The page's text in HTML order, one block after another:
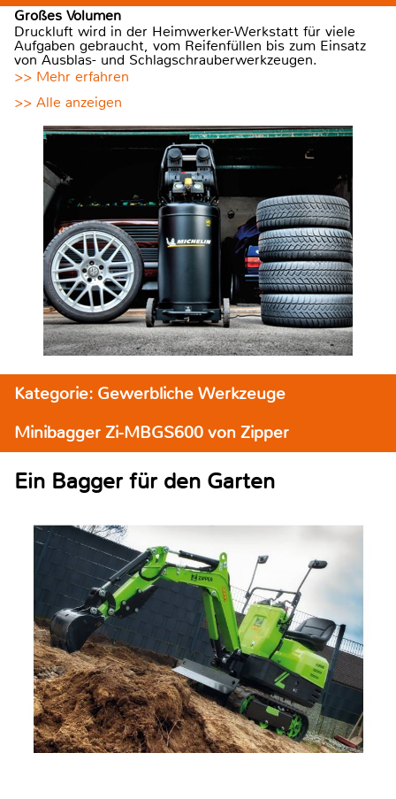
Großes Volumen
Druckluft wird in der Heimwerker-Werkstatt für viele
Aufgaben gebraucht, vom Reifenfüllen bis zum Einsatz
von Ausblas- und Schlagschrauberwerkzeugen.
>> Mehr erfahren
>> Alle anzeigen
Kategorie: Gewerbliche Werkzeuge
Minibagger Zi-MBGS600 von Zipper
Ein Bagger für den Garten